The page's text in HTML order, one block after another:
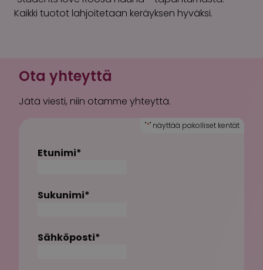
Kaikki tuotot lahjoitetaan keräyksen hyväksi.
Ota yhteyttä
Jätä viesti, niin otamme yhteyttä.
"*" näyttää pakolliset kentät
Etunimi*
Sukunimi*
Sähköposti*